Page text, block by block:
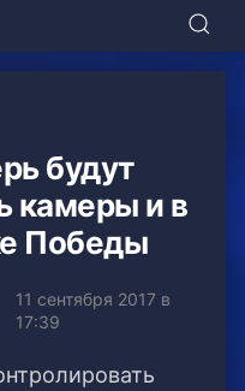
будут
камеры и в
Победы
11 сентября 2017 в
17:39